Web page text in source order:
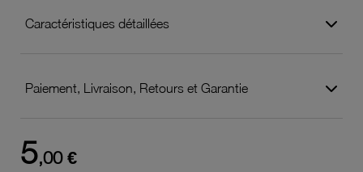
Caractéristiques détaillées
Paiement, Livraison, Retours et Garantie
5,00 €